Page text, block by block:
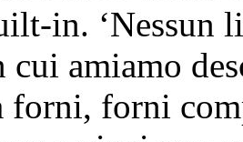
in. ‘Nessun
cui amiamo
forni